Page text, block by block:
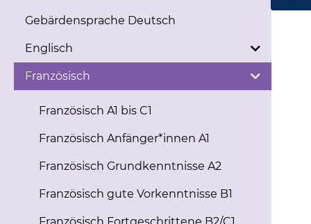
Gebärdensprache Deutsch
Englisch
Französisch
Französisch A1 bis C1
Französisch Anfänger*innen A1
Französisch Grundkenntnisse A2
Französisch gute Vorkenntnisse B1